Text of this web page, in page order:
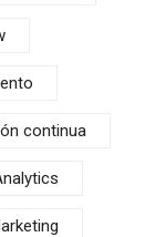
continua